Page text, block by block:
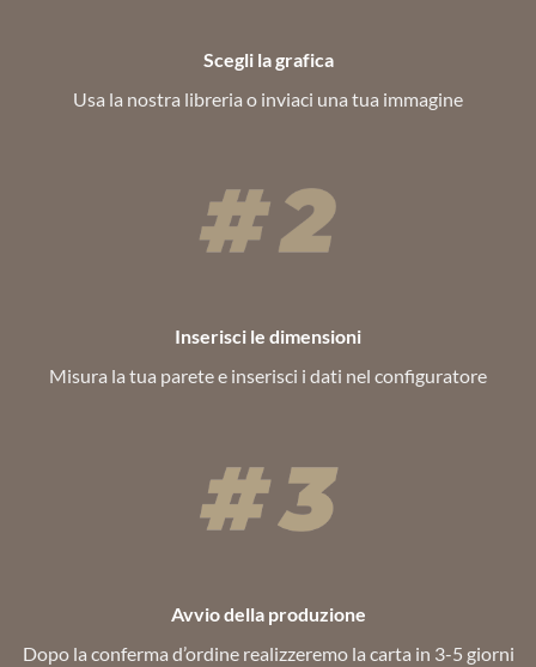
Scegli la grafica
Usa la nostra libreria o inviaci una tua immagine
Inserisci le dimensioni
Misura la tua parete e inserisci i dati nel configuratore
Avvio della produzione
Dopo la conferma d’ordine realizzeremo la carta in 3-5 giorni